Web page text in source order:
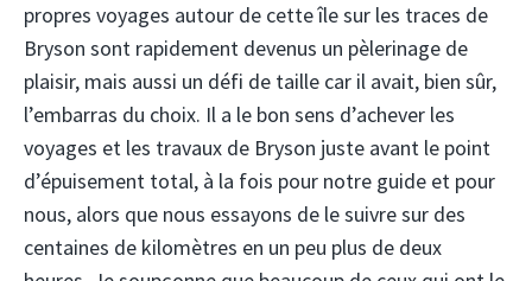
propres voyages autour de cette île sur les traces de
Bryson sont rapidement devenus un pèlerinage de
plaisir, mais aussi un défi de taille car il avait, bien sûr,
l’embarras du choix. Il a le bon sens d’achever les
voyages et les travaux de Bryson juste avant le point
d’épuisement total, à la fois pour notre guide et pour
nous, alors que nous essayons de le suivre sur des
centaines de kilomètres en un peu plus de deux